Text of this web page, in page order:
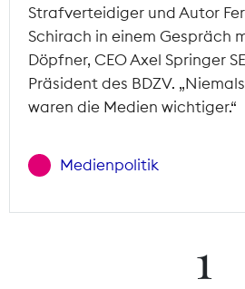
Strafverteidiger und Autor
Schirach in einem Gespräch
Döpfner, CEO Axel Springer
Präsident des BDZV.
waren die Medien wichtiger.“
Medienpolitik
1